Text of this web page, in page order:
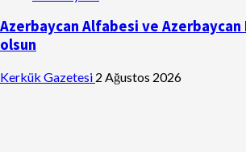
Azerbaycan Alfabesi ve Azerbaycan
olsun
Kerkük Gazetesi 2 Ağustos 2026